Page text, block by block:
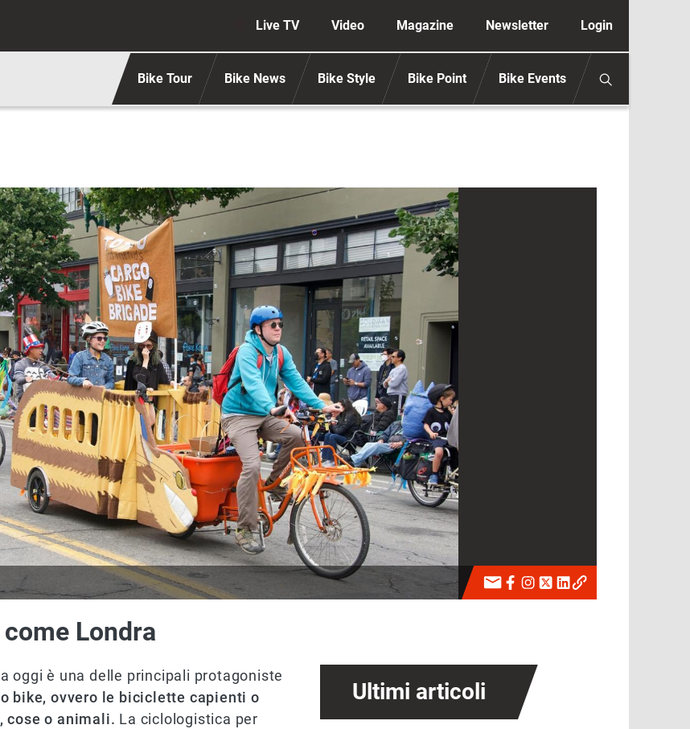
Navigazione secondaria anonimo
Live TV Video Magazine Newsletter Login
Bike Tour Bike News Bike Style Bike Point Bike Events
Londra
oggi è una delle principali protagoniste
bike, ovvero le biciclette capienti o
cose o animali. La ciclologistica per
Ultimi articoli